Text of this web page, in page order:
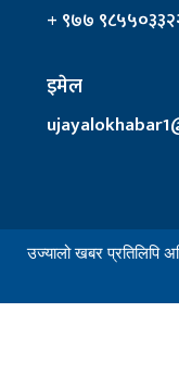
+ ९७७
इमेल
उज्यालो खबर प्रतिलिपि